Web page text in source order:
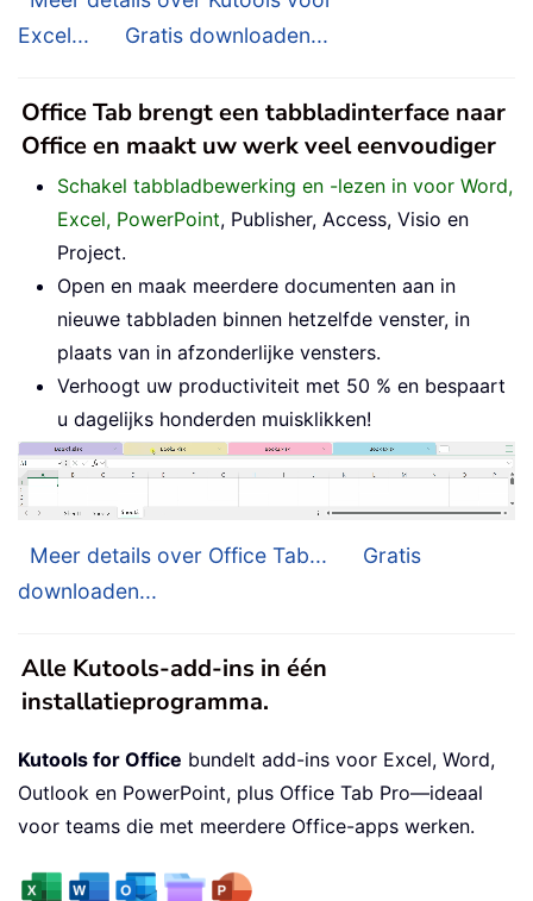
Excel...
Gratis downloaden...
Office Tab brengt een tabbladinterface naar
Office en maakt uw werk veel eenvoudiger
Schakel tabbladbewerking en -lezen in voor Word,
Excel, PowerPoint, Publisher, Access, Visio en
Project.
Open en maak meerdere documenten aan in
nieuwe tabbladen binnen hetzelfde venster, in
plaats van in afzonderlijke vensters.
Verhoogt uw productiviteit met 50 % en bespaart
u dagelijks honderden muisklikken!
Meer details over Office Tab...
Gratis
downloaden...
Alle Kutools-add-ins in één
installatieprogramma.
Kutools for Office bundelt add-ins voor Excel, Word,
Outlook en PowerPoint, plus Office Tab Pro—ideaal
voor teams die met meerdere Office-apps werken.